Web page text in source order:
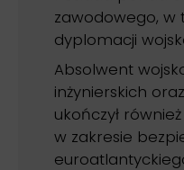
zawodowego, w
dyplomacji
Absolwent
inżynierskich
ukończył
w zakresie